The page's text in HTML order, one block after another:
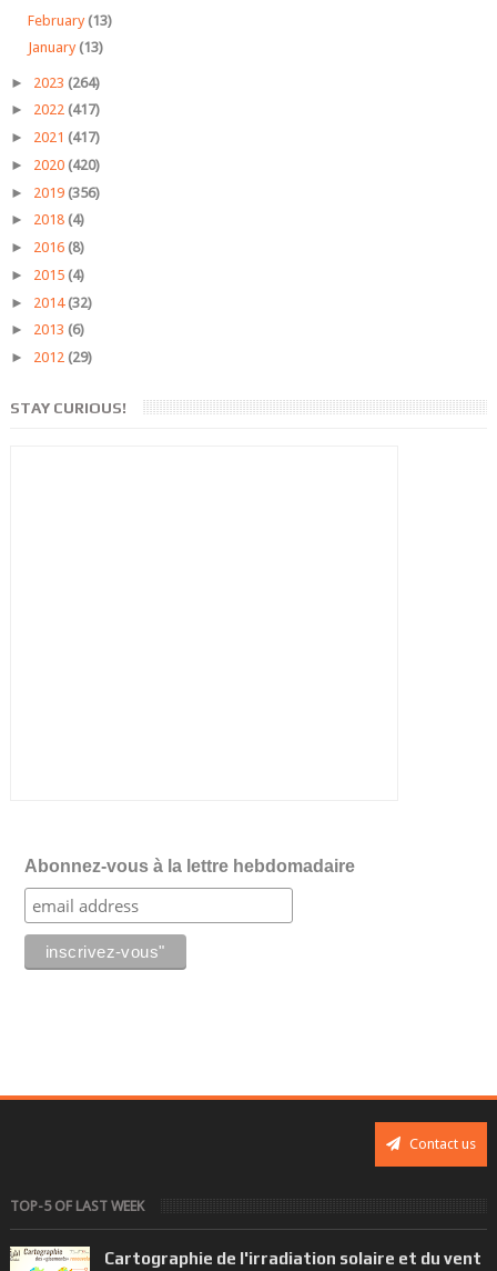
February (13)
January (13)
► 2023 (264)
► 2022 (417)
► 2021 (417)
► 2020 (420)
► 2019 (356)
► 2018 (4)
► 2016 (8)
► 2015 (4)
► 2014 (32)
► 2013 (6)
► 2012 (29)
STAY CURIOUS!
Abonnez-vous à la lettre hebdomadaire
Contact us
TOP-5 OF LAST WEEK
Cartographie de l'irradiation solaire et du vent